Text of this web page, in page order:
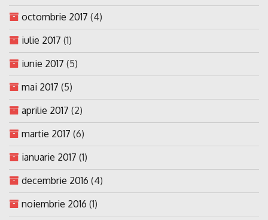
octombrie 2017 (4)
iulie 2017 (1)
iunie 2017 (5)
mai 2017 (5)
aprilie 2017 (2)
martie 2017 (6)
ianuarie 2017 (1)
decembrie 2016 (4)
noiembrie 2016 (1)